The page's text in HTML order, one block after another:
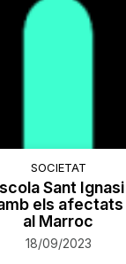
SOCIETAT
Sant
els
al Marroc
18/09/2023